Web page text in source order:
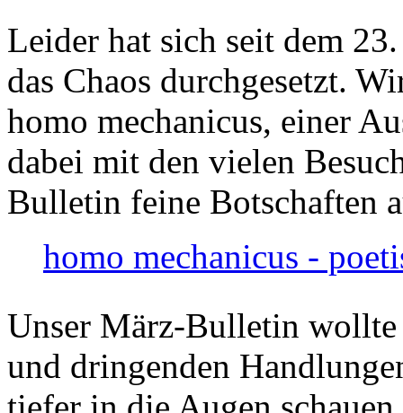
Leider hat sich seit dem
das Chaos durchgesetzt.
homo mechanicus, einer
dabei mit den vielen
Bulletin feine Botschaften
homo mechanicus -
Unser März-Bulletin
und dringenden